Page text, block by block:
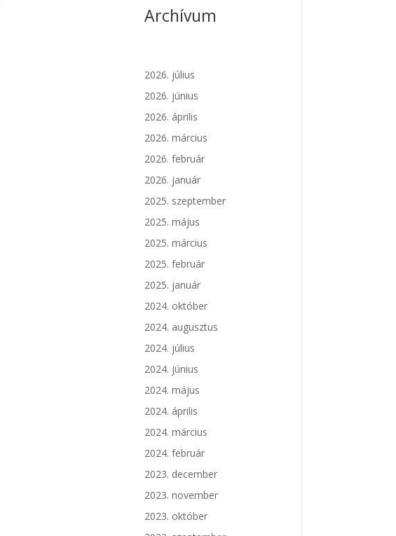
Archívum
2026. július
2026. június
2026. április
2026. március
2026. február
2026. január
2025. szeptember
2025. május
2025. március
2025. február
2025. január
2024. október
2024. augusztus
2024. július
2024. június
2024. május
2024. április
2024. március
2024. február
2023. december
2023. november
2023. október